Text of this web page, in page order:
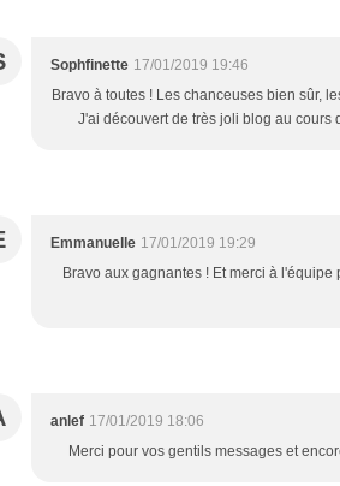
Sophfinette 17/01/2019 19:46
Bravo à toutes ! Les chanceuses bien sûr,
J'ai découvert de très joli blog au cours
Emmanuelle 17/01/2019 19:29
Bravo aux gagnantes ! Et merci à
anlef 17/01/2019 18:06
Merci pour vos gentils messages et